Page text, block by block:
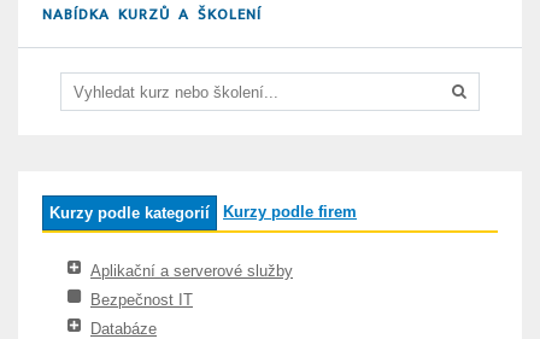
NABÍDKA KURZŮ A ŠKOLENÍ
Kurzy podle kategorií Kurzy podle firem
Aplikační a serverové služby
Bezpečnost IT
Databáze